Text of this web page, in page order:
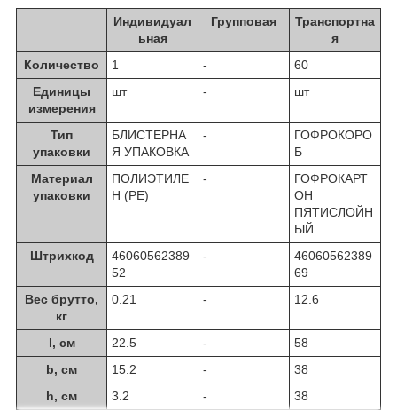
Индивидуал
ьная
Групповая
Транспортна
я
Количество
1 -
60
Единицы
измерения
шт - шт
Тип
упаковки
БЛИСТЕРНА
Я УПАКОВКА
-
ГОФРОКОРО
Б
Материал
упаковки
ПОЛИЭТИЛЕ
Н (PE)
-
ГОФРОКАРТ
ОН
ПЯТИСЛОЙН
ЫЙ
Штрихкод
46060562389
52
-
46060562389
69
Вес брутто,
кг
0.21 - 12.6
l, см 22.5 -
58
b, см
15.2 -
38
h, см
3.2 - 38